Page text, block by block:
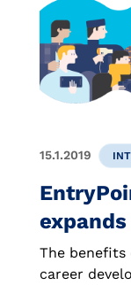
15.1.2019
The benefits
career